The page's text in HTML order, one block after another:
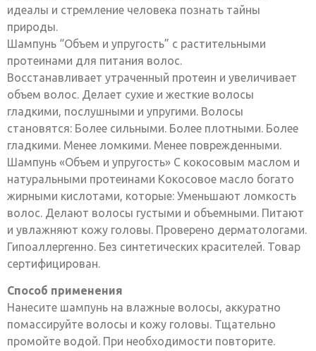
идеалы и стремление человека познать тайны
природы.
Шампунь “Объем и упругость” с растительными
протеинами для питания волос.
Восстанавливает утраченный протеин и увеличивает
объем волос. Делает сухие и жесткие волосы
гладкими, послушными и упругими. Волосы
становятся: Более сильными. Более плотными. Более
гладкими. Менее ломкими. Менее поврежденными.
Шампунь «Объем и упругость» С кокосовым маслом и
натуральными протеинами Кокосовое масло богато
жирными кислотами, которые: Уменьшают ломкость
волос. Делают волосы густыми и объемными. Питают
и увлажняют кожу головы. Проверено дерматологами.
Гипоаллергенно. Без синтетических красителей. Товар
сертифицирован.
Способ применения
Нанесите шампунь на влажные волосы, аккуратно
помассируйте волосы и кожу головы. Тщательно
промойте водой. При необходимости повторите.